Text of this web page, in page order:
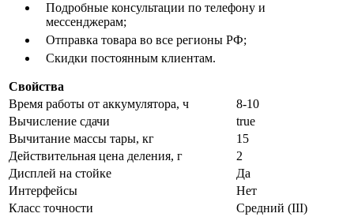
Подробные консультации по телефону и
мессенджерам;
Отправка товара во все регионы РФ;
Скидки постоянным клиентам.
Свойства
Время работы от аккумулятора, ч
8-10
Вычисление сдачи
true
Вычитание массы тары, кг
15
Действительная цена деления, г
2
Дисплей на стойке
Да
Интерфейсы
Нет
Класс точности
Средний (III)